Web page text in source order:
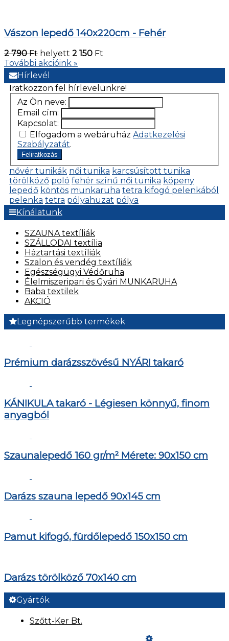
Vászon lepedő 140x220cm - Fehér
2 790 Ft helyett 2 150 Ft
További akcióink »
Hírlevél
Iratkozzon fel hírlevelünkre!
Az Ön neve:
Email cím:
Kapcsolat:
Elfogadom a webáruház Adatkezelési
Szabályzatát.
Feliratkozás
nővér tunikák női tunika karcsúsított tunika
törölköző poló fehér színű női tunika köpeny
lepedő köntös munkaruha tetra kifogó pelenkából
pelenka tetra pólyahuzat pólya
Kínálatunk
SZAUNA textíliák
SZÁLLODAI textília
Háztartási textíliák
Szalon és vendég textíliák
Egészségügyi Védőruha
Élelmiszeripari és Gyári MUNKARUHA
Baba textilek
AKCIÓ
Legnépszerűbb termékek
Prémium darázsszövésű NYÁRI takaró
KÁNIKULA takaró - Légiesen könnyű, finom
anyagból
Szaunalepedő 160 gr/m² Mérete: 90x150 cm
Darázs szauna lepedő 90x145 cm
Pamut kifogó, fürdőlepedő 150x150 cm
Darázs törölköző 70x140 cm
Gyártók
Szőtt-Ker Bt.